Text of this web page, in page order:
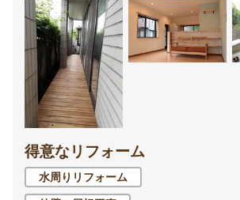
得意なリフォーム
水周りリフォーム